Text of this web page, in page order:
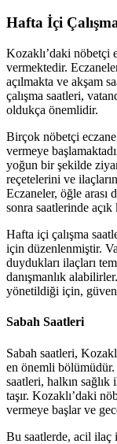
Hafta İçi
Kozaklı’daki nöbetçi
vermektedir.
açılmakta ve akşam
çalışma saatleri,
oldukça önemlidir.
Birçok nöbetçi
vermeye
yoğun bir şekilde
reçetelerini ve
Eczaneler, öğle arası
sonra saatlerinde açık
Hafta içi çalışma
için düzenlenmiştir.
duydukları ilaçları
danışmanlık
yönetildiği için,
Sabah Saatleri
Sabah saatleri,
en önemli bölümüdür.
saatleri, halkın
taşır. Kozaklı’daki
vermeye başlar ve
Bu saatlerde, acil ilaç